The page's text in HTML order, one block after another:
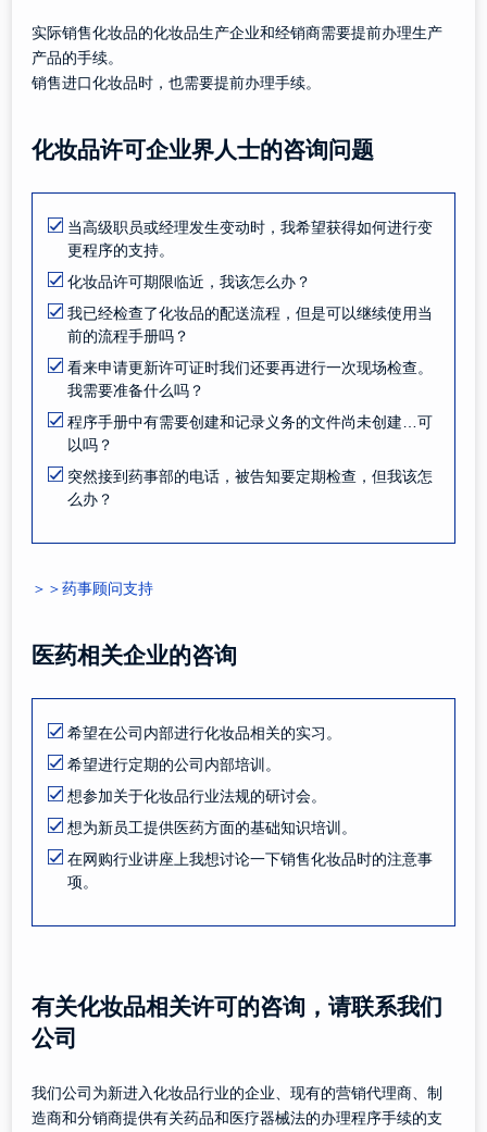
实际销售化妆品的化妆品生产企业和经销商需要提前办理生产
产品的手续。
销售进口化妆品时，也需要提前办理手续。
化妆品许可企业界人士的咨询问题
当高级职员或经理发生变动时，我希望获得如何进行变
更程序的支持。
化妆品许可期限临近，我该怎么办？
我已经检查了化妆品的配送流程，但是可以继续使用当
前的流程手册吗？
看来申请更新许可证时我们还要再进行一次现场检查。
我需要准备什么吗？
程序手册中有需要创建和记录义务的文件尚未创建…可
以吗？
突然接到药事部的电话，被告知要定期检查，但我该怎
么办？
＞＞药事顾问支持
医药相关企业的咨询
希望在公司内部进行化妆品相关的实习。
希望进行定期的公司内部培训。
想参加关于化妆品行业法规的研讨会。
想为新员工提供医药方面的基础知识培训。
在网购行业讲座上我想讨论一下销售化妆品时的注意事
项。
有关化妆品相关许可的咨询，请联系我们
公司
我们公司为新进入化妆品行业的企业、现有的营销代理商、制
造商和分销商提供有关药品和医疗器械法的办理程序手续的支